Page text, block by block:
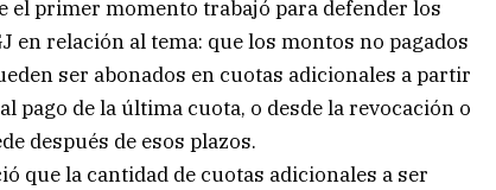
el primer momento trabajó para defender los
en relación al tema: que los montos no pagados
ser abonados en cuotas adicionales a partir
pago de la última cuota, o desde la revocación o
después de esos plazos.
que la cantidad de cuotas adicionales a ser